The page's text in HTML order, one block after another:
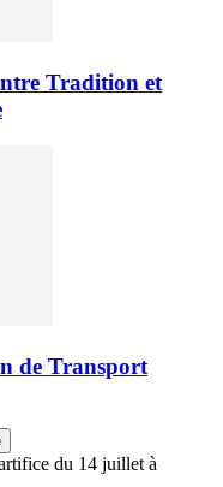
Tradition et
de Transport
du 14 juillet à